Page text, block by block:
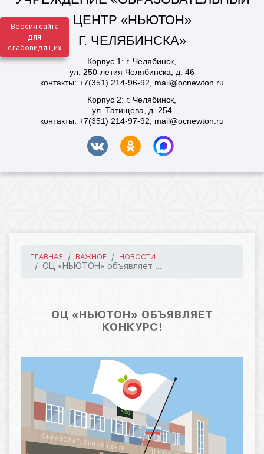
Версия сайта
для
слабовидящих
Корпус 2: г. Челябинск,
контакты: +7(351) 214-97-92, mail@ocnewton.ru
ГЛАВНАЯ ВАЖНОЕ НОВОСТИ
ОЦ «НЬЮТОН» объявляет ...
ОЦ «НЬЮТОН» ОБЪЯВЛЯЕТ
КОНКУРС!